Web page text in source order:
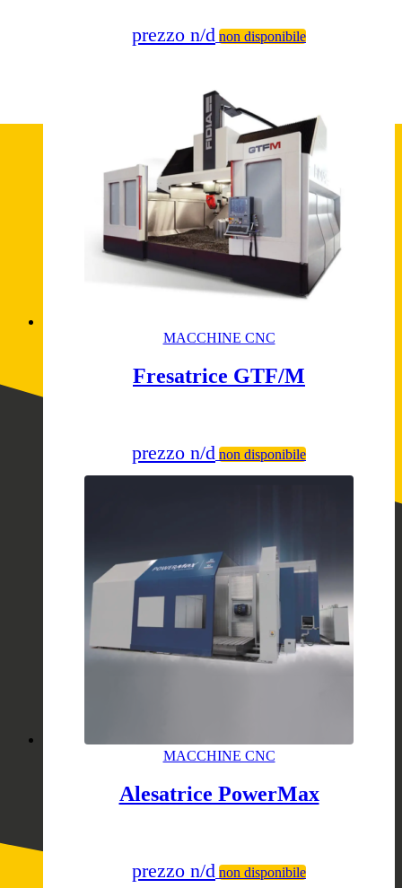
prezzo n/d non disponibile
MACCHINE CNC
Fresatrice GTF/M
prezzo n/d non disponibile
MACCHINE CNC
Alesatrice PowerMax
prezzo n/d non disponibile